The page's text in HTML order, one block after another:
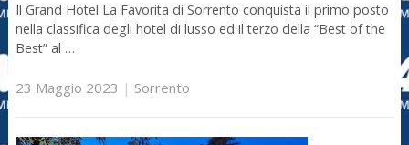
Il Grand Hotel La Favorita di Sorrento conquista il primo posto
nella classifica degli hotel di lusso ed il terzo della “Best of the
Best” al …
23 Maggio 2023 | Sorrento